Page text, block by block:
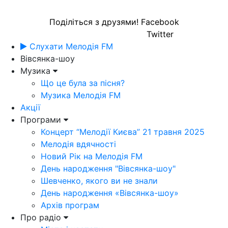
Поділіться з друзями! Facebook
Twitter
Слухати Мелодія FM
Вівсянка-шоу
Музика
Що це була за пісня?
Музика Мелодія FM
Акції
Програми
Концерт “Мелодії Києва” 21 травня 2025
Мелодія вдячності
Новий Рік на Мелодія FM
День народження "Вівсянка-шоу"
Шевченко, якого ви не знали
День народження «Вівсянка-шоу»
Архів програм
Про радіо